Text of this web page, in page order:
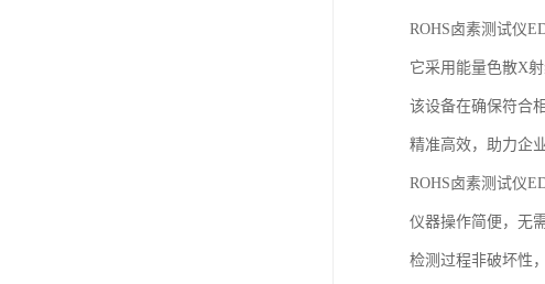
ROHS卤素测试仪
它采用能量色散X
该设备在确保符合
精准高效，助力企
ROHS卤素测试仪
仪器操作简便，无
检测过程非破坏性